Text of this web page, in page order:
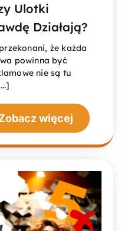
Ulotki
Działają?
że każda
powinna być
nie są tu
więcej